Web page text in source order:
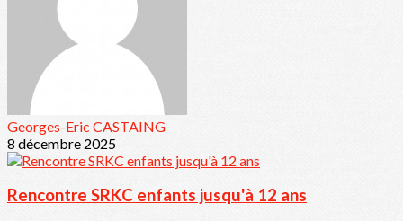
Georges-Eric CASTAING
8 décembre 2025
Rencontre SRKC enfants jusqu'à 12 ans